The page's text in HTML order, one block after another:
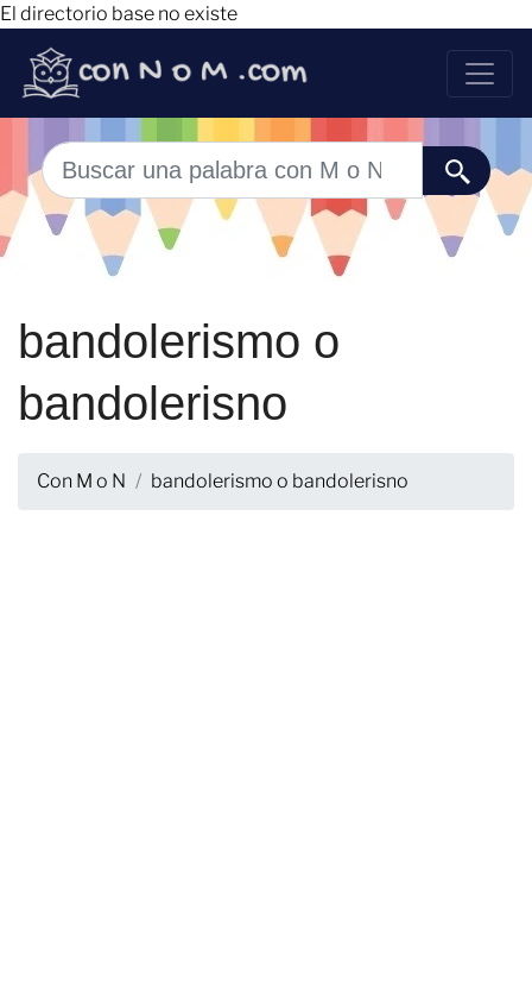
El directorio base no existe
bandolerismo o
bandolerisno
Con M o N bandolerismo o bandolerisno